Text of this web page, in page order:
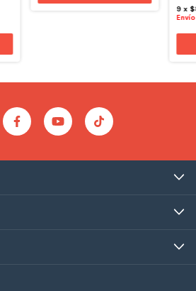
9 x